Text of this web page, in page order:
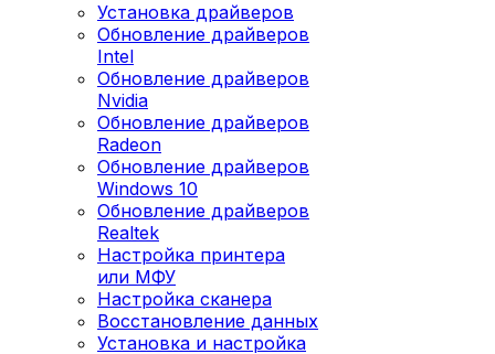
Установка драйверов
Обновление драйверов
Intel
Обновление драйверов
Nvidia
Обновление драйверов
Radeon
Обновление драйверов
Windows 10
Обновление драйверов
Realtek
Настройка принтера
или МФУ
Настройка сканера
Восстановление данных
Установка и настройка